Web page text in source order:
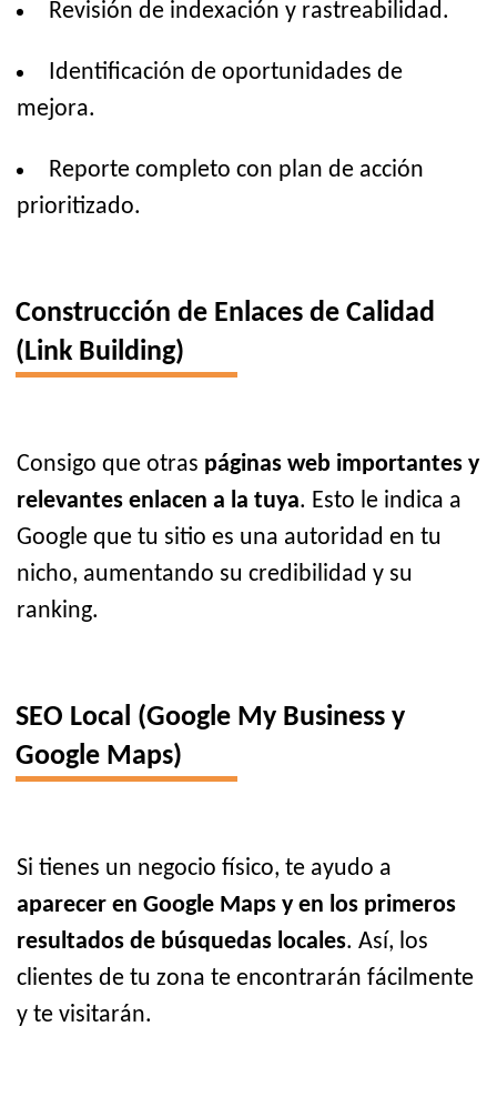
Revisión de indexación y rastreabilidad.
Identificación de oportunidades de
mejora.
Reporte completo con plan de acción
prioritizado.
Construcción de Enlaces de Calidad
(Link Building)
Consigo que otras páginas web importantes y
relevantes enlacen a la tuya. Esto le indica a
Google que tu sitio es una autoridad en tu
nicho, aumentando su credibilidad y su
ranking.
SEO Local (Google My Business y
Google Maps)
Si tienes un negocio físico, te ayudo a
aparecer en Google Maps y en los primeros
resultados de búsquedas locales. Así, los
clientes de tu zona te encontrarán fácilmente
y te visitarán.